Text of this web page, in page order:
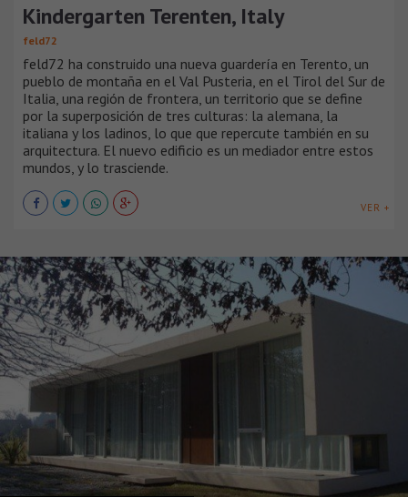
Kindergarten Terenten, Italy
feld72
feld72 ha construido una nueva guardería en Terento, un
pueblo de montaña en el Val Pusteria, en el Tirol del Sur de
Italia, una región de frontera, un territorio que se define
por la superposición de tres culturas: la alemana, la
italiana y los ladinos, lo que que repercute también en su
arquitectura. El nuevo edificio es un mediador entre estos
mundos, y lo trasciende.
VER +